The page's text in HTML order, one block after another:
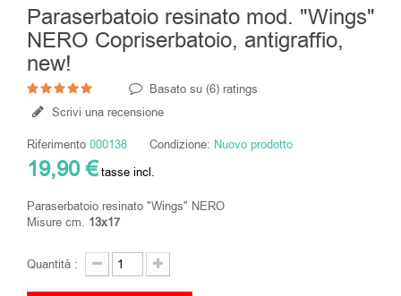
Paraserbatoio resinato mod. "Wings"
NERO Copriserbatoio, antigraffio,
new!
Basato su (6) ratings
Scrivi una recensione
Riferimento 000138 Condizione: Nuovo prodotto
19,90 €tasse incl.
Paraserbatoio resinato "Wings" NERO
Misure cm. 13x17
Quantità :